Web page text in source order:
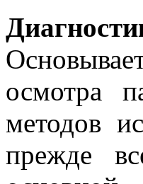
осмотра
методов
прежде